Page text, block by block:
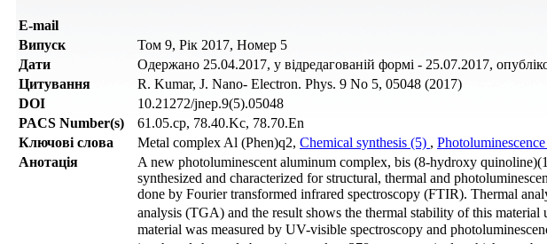
Е-mail
Випуск
Том 9, Рік 2017, Номер 5
Дати
Одержано 25.04.2017, у відредагованій формі - 25.07.2017,
Цитування
R. Kumar, J. Nano- Electron. Phys. 9 No 5, 05048 (2017)
DOI
10.21272/jnep.9(5).05048
PACS Number(s)
61.05.cp, 78.40.Kc, 78.70.En
Ключові слова
Metal complex Al (Phen)q2, Chemical synthesis (5) ,
Анотація
A new photoluminescent aluminum complex, bis (8-hydroxy
synthesized and characterized for structural, thermal and
done by Fourier transformed infrared spectroscopy (FTIR). Thermal
analysis (TGA) and the result shows the thermal stability of this
material was measured by UV-visible spectroscopy and